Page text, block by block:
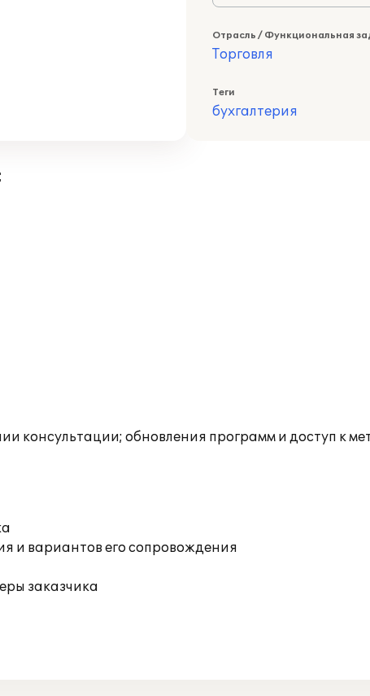
Отрасль / Функциональная
Торговля
Теги
бухгалтерия
консультации; обновления программ и доступ к
и вариантов его сопровождения
заказчика